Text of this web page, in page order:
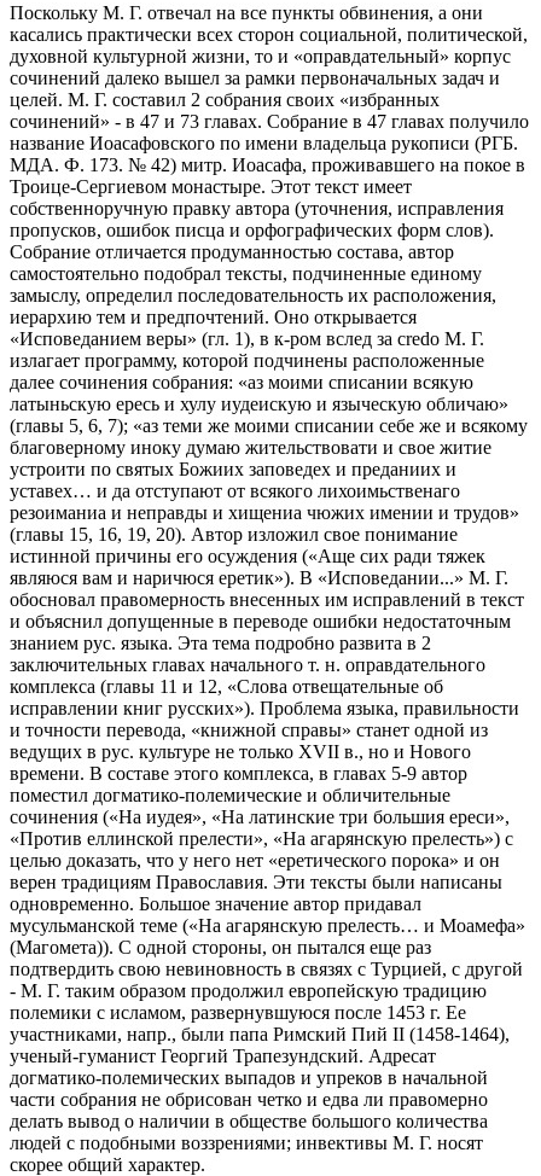
Поскольку М. Г. отвечал на все пункты обвинения, а они
касались практически всех сторон социальной, политической,
духовной культурной жизни, то и «оправдательный» корпус
сочинений далеко вышел за рамки первоначальных задач и
целей. М. Г. составил 2 собрания своих «избранных
сочинений» - в 47 и 73 главах. Собрание в 47 главах получило
название Иоасафовского по имени владельца рукописи (РГБ.
МДА. Ф. 173. № 42) митр. Иоасафа, проживавшего на покое в
Троице-Сергиевом монастыре. Этот текст имеет
собственноручную правку автора (уточнения, исправления
пропусков, ошибок писца и орфографических форм слов).
Собрание отличается продуманностью состава, автор
самостоятельно подобрал тексты, подчиненные единому
замыслу, определил последовательность их расположения,
иерархию тем и предпочтений. Оно открывается
«Исповеданием веры» (гл. 1), в к-ром вслед за credo М. Г.
излагает программу, которой подчинены расположенные
далее сочинения собрания: «аз моими списании всякую
латыньскую ересь и хулу иудеискую и языческую обличаю»
(главы 5, 6, 7); «аз теми же моими списании себе же и всякому
благоверному иноку думаю жительствовати и свое житие
устроити по святых Божиих заповедех и преданиих и
уставех… и да отступают от всякого лихоимьственаго
резоиманиа и неправды и хищениа чюжих имении и трудов»
(главы 15, 16, 19, 20). Автор изложил свое понимание
истинной причины его осуждения («Аще сих ради тяжек
являюся вам и наричюся еретик»). В «Исповедании...» М. Г.
обосновал правомерность внесенных им исправлений в текст
и объяснил допущенные в переводе ошибки недостаточным
знанием рус. языка. Эта тема подробно развита в 2
заключительных главах начального т. н. оправдательного
комплекса (главы 11 и 12, «Слова отвещательные об
исправлении книг русских»). Проблема языка, правильности
и точности перевода, «книжной справы» станет одной из
ведущих в рус. культуре не только ХVII в., но и Нового
времени. В составе этого комплекса, в главах 5-9 автор
поместил догматико-полемические и обличительные
сочинения («На иудея», «На латинские три большия ереси»,
«Против еллинской прелести», «На агарянскую прелесть») с
целью доказать, что у него нет «еретического порока» и он
верен традициям Православия. Эти тексты были написаны
одновременно. Большое значение автор придавал
мусульманской теме («На агарянскую прелесть… и Моамефа»
(Магомета)). С одной стороны, он пытался еще раз
подтвердить свою невиновность в связях с Турцией, с другой
- М. Г. таким образом продолжил европейскую традицию
полемики с исламом, развернувшуюся после 1453 г. Ее
участниками, напр., были папа Римский Пий II (1458-1464),
ученый-гуманист Георгий Трапезундский. Адресат
догматико-полемических выпадов и упреков в начальной
части собрания не обрисован четко и едва ли правомерно
делать вывод о наличии в обществе большого количества
людей с подобными воззрениями; инвективы М. Г. носят
скорее общий характер.